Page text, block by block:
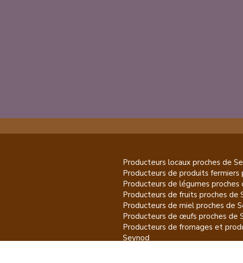
Producteurs locaux proches de
Producteurs de produits fermiers
Producteurs de légumes proches
Producteurs de fruits proches de
Producteurs de miel proches de
Producteurs de œufs proches de
Producteurs de fromages et
Seynod